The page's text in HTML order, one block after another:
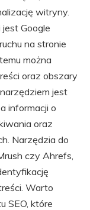
witryny.
Google
na stronie
można
oraz obszary
jest
informacji o
oraz
Narzędzia do
czy Ahrefs,
Warto
SEO, które